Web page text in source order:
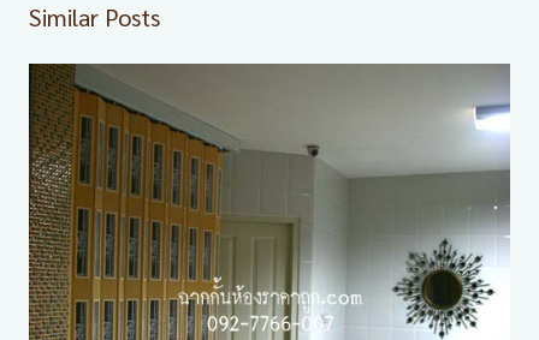
Similar Posts